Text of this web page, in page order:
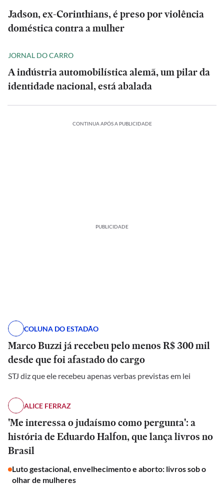
Jadson, ex-Corinthians, é preso por violência
doméstica contra a mulher
JORNAL DO CARRO
A indústria automobilística alemã, um pilar da
identidade nacional, está abalada
CONTINUA APÓS A PUBLICIDADE
PUBLICIDADE
COLUNA DO ESTADÃO
Marco Buzzi já recebeu pelo menos R$ 300 mil
desde que foi afastado do cargo
STJ diz que ele recebeu apenas verbas previstas em lei
ALICE FERRAZ
'Me interessa o judaísmo como pergunta': a
história de Eduardo Halfon, que lança livros no
Brasil
Luto gestacional, envelhecimento e aborto: livros sob o
olhar de mulheres